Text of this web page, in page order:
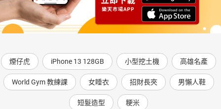
煙仔虎 iPhone 13 128GB 小型挖土機 高雄名產
World Gym 教練課 女睡衣 招財長夾 男懶人鞋
短髮造型 粳米